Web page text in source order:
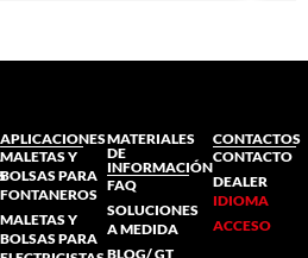
APLICACIONES
MALETAS Y
BOLSAS PARA
FONTANEROS
MALETAS Y
BOLSAS PARA
MATERIALES
DE
INFORMACIÓN
FAQ
SOLUCIONES
A MEDIDA
BLOG/ GT
CONTACTOS
CONTACTO
DEALER
IDIOMA
ACCESO